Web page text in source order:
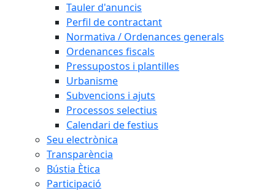
Tauler d'anuncis
Perfil de contractant
Normativa / Ordenances generals
Ordenances fiscals
Pressupostos i plantilles
Urbanisme
Subvencions i ajuts
Processos selectius
Calendari de festius
Seu electrònica
Transparència
Bústia Ètica
Participació